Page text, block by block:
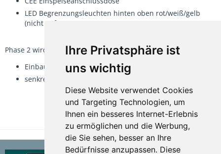
Ihre Privatsphäre ist
uns wichtig
Diese Website verwendet Cookies
und Targeting Technologien, um
Ihnen ein besseres Internet-Erlebnis
zu ermöglichen und die Werbung,
die Sie sehen, besser an Ihre
Bedürfnisse anzupassen. Diese
LED Begrenzungsleuchten hinten oben rot/weiß/gelb
(nicht auf Fotos)
Phase 2 wird dann
Einbau Fenster und mobile Staukästen als Sitzfläche
senkrechte Verstärkung für Montage Dachzelt
TEILEN